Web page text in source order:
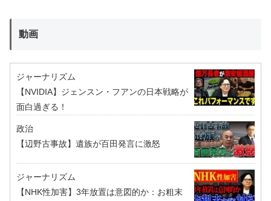
動画
ジャーナリズム
【NVIDIA】ジェンスン・フアンの日本戦略が
面白過ぎる！
政治
【辺野古事故】遺族が百田発言に激怒
ジャーナリズム
【NHK性加害】3年放置は意図的か：お粗末